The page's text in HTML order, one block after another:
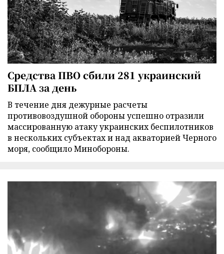
Средства ПВО сбили 281 украинский
БПЛА за день
В течение дня дежурные расчеты
противовоздушной обороны успешно отразили
массированную атаку украинских беспилотников
в нескольких субъектах и над акваторией Черного
моря, сообщило Минобороны.